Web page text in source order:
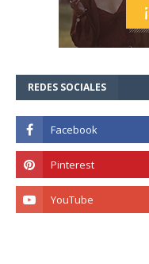
REDES SOCIALES